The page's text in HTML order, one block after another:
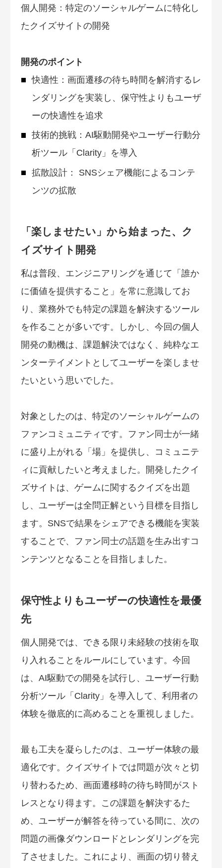
個人開発：特定のソーシャルゲームに特化し
たクイズサイトの開発
開発のポイント
快適性：画面遷移の待ち時間を解消するレ
ンダリングを実装し、保守性よりもユーザ
ーの快適性を追求
技術的挑戦：AI駆動開発やユーザー行動分
析ツール「Clarity」を導入
拡散設計： SNSシェア機能によるコンテ
ンツの拡散
「楽しませたい」から始まった、ク
イズサイト開発
私は普段、エンジニアリングを通じて「誰か
に価値を提供すること」を常に意識してお
り、業務外でも特定の課題を解決するツール
を作ることが多いです。しかし、今回の個人
開発の動機は、課題解決ではなく、純粋なエ
ンターテイメントとしてユーザーを楽しませ
たいという思いでした。
対象としたのは、特定のソーシャルゲームの
ファンコミュニティです。ファン同士が一緒
に盛り上がれる「場」を提供し、コミュニテ
ィに貢献したいと考えました。開発したクイ
ズサイトは、ゲームに関するクイズを出題
し、ユーザーは全問正解という目標を目指し
ます。SNSで結果をシェアできる機能を実装
することで、ファン同士の話題を生み出すコ
ンテンツとなることを目指しました。
保守性よりもユーザーの快適性を最優
先
個人開発では、できる限り未経験の技術を取
り入れることをルールにしています。今回
は、AI駆動での開発を試行し、ユーザー行動
分析ツール「Clarity」を導入して、利用者の
体験を徹底的に高めることを重視しました。
最も工夫を凝らしたのは、ユーザー体験の最
適化です。クイズサイトでは問題が次々と切
り替わるため、画面遷移時の待ち時間がスト
レスとなり得ます。この課題を解決するた
め、ユーザーが解答を待っている間に、次の
問題の画像ダウンロードとレンダリングを完
了させました。これにより、画面の切り替え